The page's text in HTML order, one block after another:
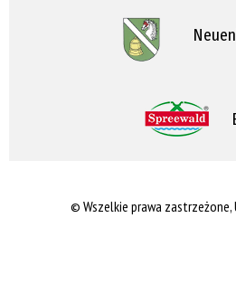
© Wszelkie prawa zastrzeżone,